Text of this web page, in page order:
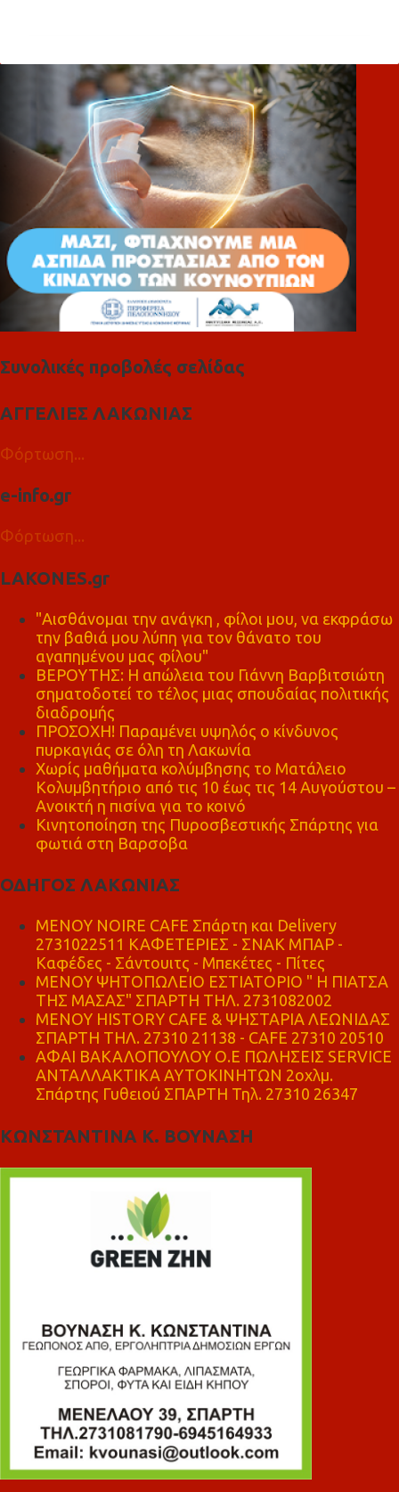
λ
Συνολικές προβολές σελίδας
ΑΓΓΕΛΙΕΣ ΛΑΚΩΝΙΑΣ
Φόρτωση...
e-info.gr
Φόρτωση...
LAKONES.gr
"Αισθάνομαι την ανάγκη , φίλοι μου, να εκφράσω
την βαθιά μου λύπη για τον θάνατο του
αγαπημένου μας φίλου"
ΒΕΡΟΥΤΗΣ: Η απώλεια του Γιάννη Βαρβιτσιώτη
σηματοδοτεί το τέλος μιας σπουδαίας πολιτικής
διαδρομής
ΠΡΟΣΟΧΗ! Παραμένει υψηλός ο κίνδυνος
πυρκαγιάς σε όλη τη Λακωνία
Χωρίς μαθήματα κολύμβησης το Ματάλειο
Κολυμβητήριο από τις 10 έως τις 14 Αυγούστου –
Ανοικτή η πισίνα για το κοινό
Κινητοποίηση της Πυροσβεστικής Σπάρτης για
φωτιά στη Βαρσοβα
ΟΔΗΓΟΣ ΛΑΚΩΝΙΑΣ
MENOY NOIRE CAFE Σπάρτη και Delivery
2731022511 ΚΑΦΕΤΕΡΙΕΣ - ΣΝΑΚ ΜΠΑΡ -
Καφέδες - Σάντουιτς - Μπεκέτες - Πίτες
ΜΕΝΟΥ ΨΗΤΟΠΩΛΕΙΟ ΕΣΤΙΑΤΟΡΙΟ " Η ΠΙΑΤΣΑ
ΤΗΣ ΜΑΣΑΣ" ΣΠΑΡΤΗ ΤΗΛ. 2731082002
ΜΕΝΟΥ HISTORY CAFE & ΨΗΣΤΑΡΙΑ ΛΕΩΝΙΔΑΣ
ΣΠΑΡΤΗ ΤΗΛ. 27310 21138 - CAFE 27310 20510
ΑΦΑΙ ΒΑΚΑΛΟΠΟΥΛΟΥ Ο.Ε ΠΩΛΗΣΕΙΣ SERVICE
ΑΝΤΑΛΛΑΚΤΙΚΑ ΑΥΤΟΚΙΝΗΤΩΝ 2οχλμ.
Σπάρτης Γυθειού ΣΠΑΡΤΗ Τηλ. 27310 26347
ΚΩΝΣΤΑΝΤΙΝΑ Κ. ΒΟΥΝΑΣΗ